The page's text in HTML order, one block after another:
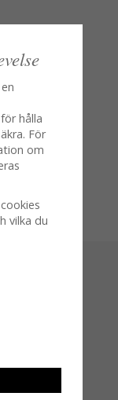
hålla
För
om
vilka du